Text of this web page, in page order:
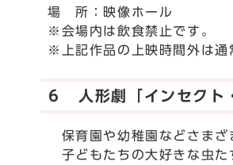
場 所：映像ホール
※会場内は飲食禁止です。
※上記作品の上映時間外は通
６ 人形劇「インセクト
保育園や幼稚園などさまざ
子どもたちの大好きな虫た